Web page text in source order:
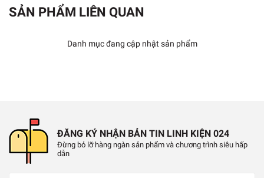
Bọt Biển Vệ Sinh Mũi Hàn 4x6
Thông Số Kĩ Thuật
Mật độ nén cao, có thể sử dụng trong thời gian
dài.
SẢN PHẨM LIÊN QUAN
Danh mục đang cập nhật sản phẩm
ĐĂNG KÝ NHẬN BẢN TIN LINH KIỆN 024
Đừng bỏ lỡ hàng ngàn sản phẩm và chương trình siêu hấp
dẫn